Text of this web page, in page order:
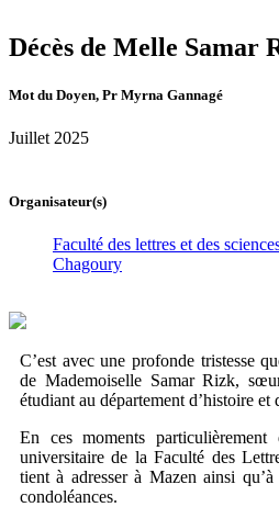
Décès de Melle Samar
Mot du Doyen, Pr Myrna Gannagé
Juillet 2025
Organisateur(s)
Faculté des lettres et des
Chagoury
C’est avec une profonde tristesse
de Mademoiselle Samar Rizk,
étudiant au département d’histoire et
En ces moments particulièrement
universitaire de la Faculté des
tient à adresser à Mazen ainsi qu’à
condoléances.